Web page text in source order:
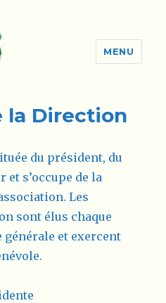
MENU
la Direction
du président, du
s’occupe de la
Les
sont élus chaque
générale et exercent